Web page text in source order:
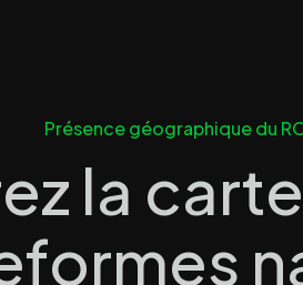
Présence géographique du
la